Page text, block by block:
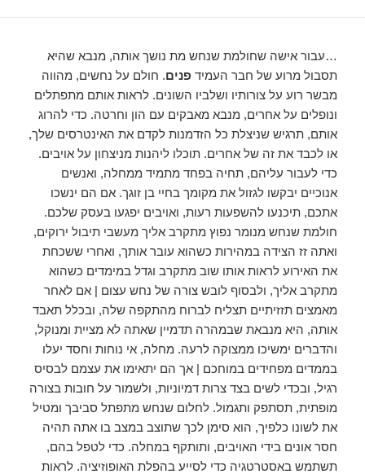
…עבור אישה שחולמת שנחש מת נושך אותה, מנבא שהיא
תסבול מרוע של חבר העמיד פנים. חולם על נחשים, מהווה
מבשר רוע על צורותיו ושלביו השונים. לראות אותם מתפתלים
ונופלים על אחרים, מנבא מאבקים עם הון וחרטה. כדי להרוג
אותם, תרגיש שניצלת כל הזדמנות לקדם את האינטרסים שלך,
או לכבד את זה של אחרים. תוכלו ליהנות מניצחון על אויבים.
כדי לעבור עליהם, תחיה בפחד מתמיד ממחלה, ואנשים
אנוכיים יבקשו לגזול את מקומך בחיי בן זוגך. אם הם ינשכו
אתכם, תיכנעו להשפעות רעות, ואויבים יפגעו בעסק שלכם.
חולמת שנחש מנומר נפוץ מתקרב אליך מעשבי תיבול ירוקים,
ואתה זז הצידה במהירות כשהוא עובר אותך, ואחרי ששכחת
את האירוע לראות אותו שוב מתקרב וגדל במימדים כשהוא
מתקרב אליך, ולבסוף לובש צורה של נחש עצום | אם לאחר
מאמצים תזזיתיים תצליח לברוח מהתקפה שלה, ובכלל תאבד
אותה, היא מנבאת שבמהרה תדמיין שאתה לא מציית ומנוקל,
והדברים ימשיכו ממצוקה לרעה. מחלה, אי נוחות וחסד יעלו
בממדים מפחידים במוחכם | אך הם יתאימו את עצמם לבסיס
רגיל, ובכדי לשים בצד צרות דמיוניות, ולשמור על חובות בצורה
מופתית, תסתפק ותגמול. לחלום שנחש מתפתל סביבך ומטיל
את לשונו כלפיך, הוא סימן לכך שתוצב במצב בו אתה תהיה
חסר אונים בידי האויבים, ותותקף במחלה. כדי לטפל בהם,
תשתמש באסטרטגיה כדי לסייע בהפלת האופוזיציה. לראות